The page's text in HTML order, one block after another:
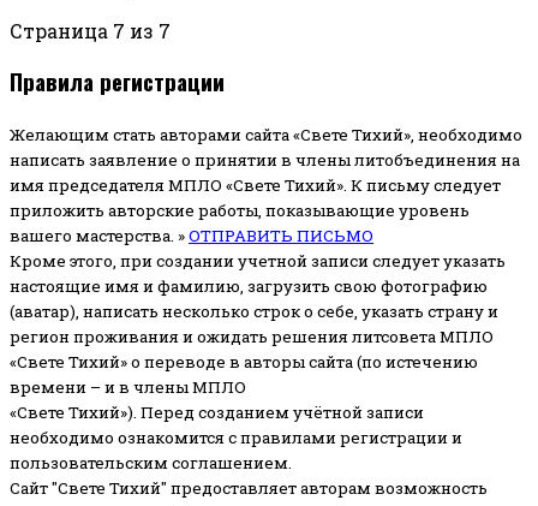
Страница 7 из 7
Правила регистрации
Желающим стать авторами сайта «Свете Тихий», необходимо
написать заявление о принятии в члены литобъединения на
имя председателя МПЛО «Свете Тихий». К письму следует
приложить авторские работы, показывающие уровень
вашего мастерства. »ОТПРАВИТЬ ПИСЬМО
Кроме этого, при создании учетной записи следует указать
настоящие имя и фамилию, загрузить свою фотографию
(аватар), написать несколько строк о себе, указать страну и
регион проживания и ожидать решения литсовета МПЛО
«Свете Тихий» о переводе в авторы сайта (по истечению
времени – и в члены МПЛО
«Свете Тихий»). Перед созданием учётной записи
необходимо ознакомится с правилами регистрации и
пользовательским соглашением.
Сайт "Свете Тихий" предоставляет авторам возможность